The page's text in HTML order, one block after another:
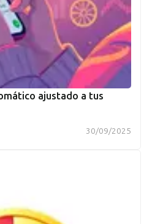
ajustado a tus
30/09/2025